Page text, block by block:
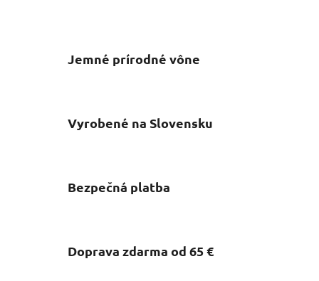
Jemné prírodné vône
Vyrobené na Slovensku
Bezpečná platba
Doprava zdarma od 65 €